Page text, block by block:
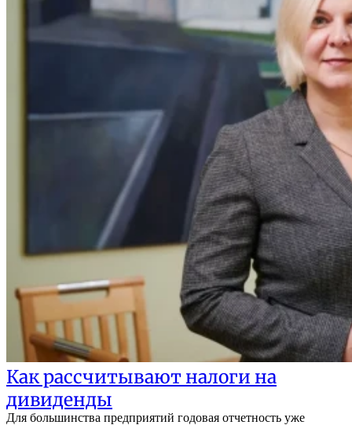
Как рассчитывают налоги на
дивиденды
Для большинства предприятий годовая отчетность уже